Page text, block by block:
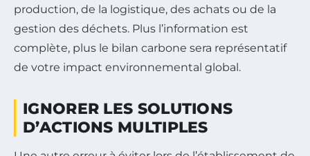
production, de la logistique, des achats ou de la
gestion des déchets. Plus l’information est
complète, plus le bilan carbone sera représentatif
de votre impact environnemental global.
IGNORER LES SOLUTIONS
D’ACTIONS MULTIPLES